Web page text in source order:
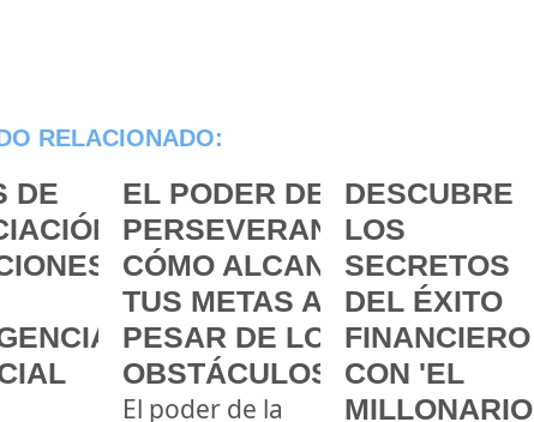
RELACIONADO:
DE
EL PODER DE LA
PERSEVERANCIA:
CÓMO ALCANZAR
TUS METAS A
PESAR DE LOS
OBSTÁCULOS
El poder de la
DESCUBRE
LOS
SECRETOS
DEL ÉXITO
FINANCIERO
CON 'EL
MILLONARIO